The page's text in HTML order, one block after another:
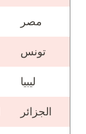
مصر
تونس
ليبيا
الجزائر